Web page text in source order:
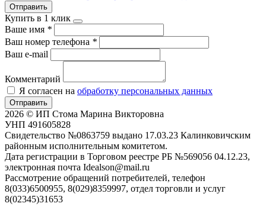
Отправить
Купить в 1 клик
Ваше имя *
Ваш номер телефона *
Ваш e-mail
Комментарий
Я согласен на обработку персональных данных
Отправить
2026 © ИП Стома Марина Викторовна
УНП 491605828
Свидетельство №0863759 выдано 17.03.23 Калинковичским
районным исполнительным комитетом.
Дата регистрации в Торговом реестре РБ №569056 04.12.23,
электронная почта Idealson@mail.ru
Рассмотрение обращений потребителей, телефон
8(033)6500955, 8(029)8359997, отдел торговли и услуг
8(02345)31653